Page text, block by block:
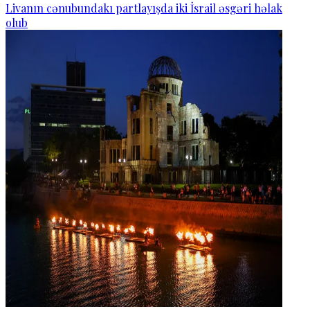
Livanın cənubundakı partlayışda iki İsrail əsgəri həlak
olub